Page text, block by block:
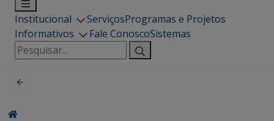
Institucional ServiçosProgramas e Projetos
Informativos
Fale ConoscoSistemas
Pesquisar
por: